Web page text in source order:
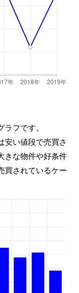
フです。
安い値段で売買さ
きな物件や好条件
買されているケー